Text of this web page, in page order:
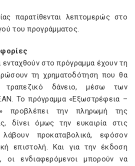
παρατίθενται λεπτομερώς στο
του προγράμματος.
ενταχθούν στο πρόγραμμα έχουν τη
τη χρηματοδότηση που θα
τραπεζικό δάνειο, μέσω των
Το πρόγραμμα «Εξωστρέφεια –
προβλέπει την πληρωμή της
δίνει όμως την ευκαιρία στις
προκαταβολικά, εφόσον
επιστολή. Και για την έκδοση
οι ενδιαφερόμενοι μπορούν να